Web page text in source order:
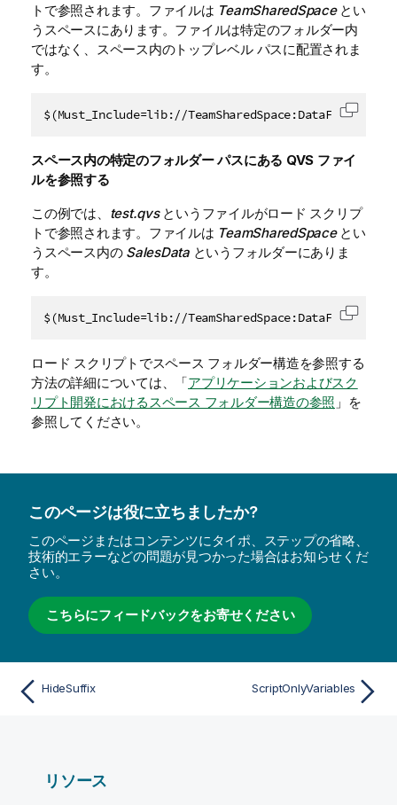
トで参照されます。ファイルは TeamSharedSpaceとい
うスペースにあります。ファイルは特定のフォルダー内
ではなく、スペース内のトップレベル パスに配置されま
す。
$(Must_Include=lib://TeamSharedSpace:DataFiles/
コード
スペース内の特定のフォルダー パスにある QVS ファイ
ルを参照する
この例では、 test.qvsというファイルがロード スクリプ
トで参照されます。ファイルは TeamSharedSpaceとい
うスペース内の SalesDataというフォルダーにありま
す。
$(Must_Include=lib://TeamSharedSpace:DataFiles/
コード
ロード スクリプトでスペース フォルダー構造を参照する
方法の詳細については、「アプリケーションおよびスク
リプト開発におけるスペース フォルダー構造の参照 」を
参照してください。
このページは役に立ちましたか?
このページまたはコンテンツにタイポ、ステップの省略、
技術的エラーなどの問題が見つかった場合はお知らせくだ
さい。
こちらにフィードバックをお寄せください
HideSuffix ScriptOnlyVariables
リソース